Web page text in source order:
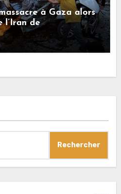
à Gaza alors
l’Iran de
Rechercher